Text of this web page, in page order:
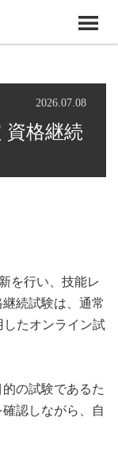
メ
ニ
2026.07.08
資格継続
を行い、技能レ
続試験は、通常
たオンライン試
の試験であるた
認しながら、自